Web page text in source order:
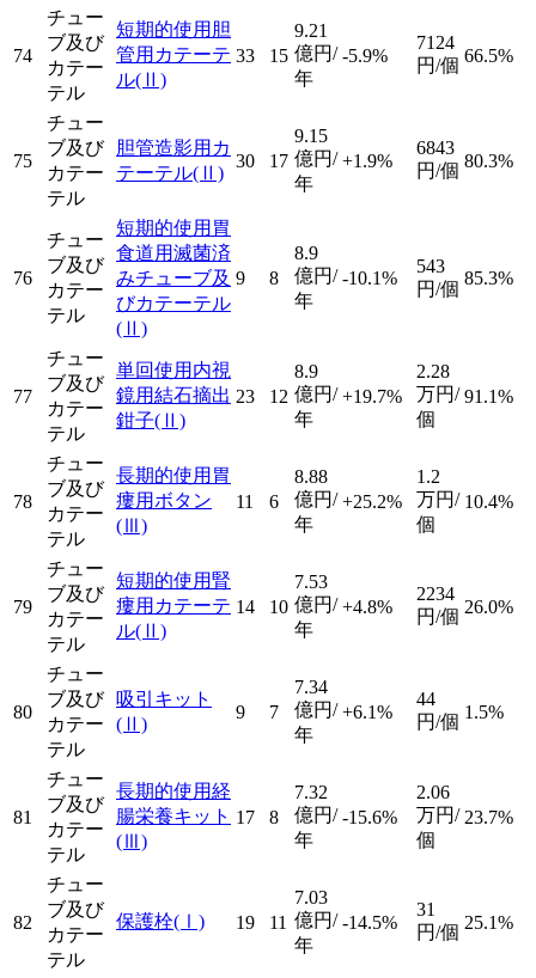
74
チュー
ブ及び
カテー
テル
短期的使用胆
管用カテーテ
ル(Ⅱ)
33 15
9.21
億円/
年
-5.9%
7124
円/個 66.5%
75
チュー
ブ及び
カテー
テル
胆管造影用カ
テーテル(Ⅱ)
30 17
9.15
億円/
年
+1.9%
6843
円/個 80.3%
76
チュー
ブ及び
カテー
テル
短期的使用胃
食道用滅菌済
みチューブ及
びカテーテル
(Ⅱ)
9 8
8.9
億円/
年
-10.1%
543
円/個
85.3%
77
チュー
ブ及び
カテー
テル
単回使用内視
鏡用結石摘出
鉗子(Ⅱ)
23 12
8.9
億円/
年
+19.7%
2.28
万円/
個
91.1%
78
チュー
ブ及び
カテー
テル
長期的使用胃
瘻用ボタン
(Ⅲ)
11 6
8.88
億円/
年
+25.2%
1.2
万円/
個
10.4%
79
チュー
ブ及び
カテー
テル
短期的使用腎
瘻用カテーテ
ル(Ⅱ)
14 10
7.53
億円/
年
+4.8%
2234
円/個 26.0%
80
チュー
ブ及び
カテー
テル
吸引キット
(Ⅱ)
9 7
7.34
億円/
年
+6.1%
44
円/個 1.5%
81
チュー
ブ及び
カテー
テル
長期的使用経
腸栄養キット
(Ⅲ)
17 8
7.32
億円/
年
-15.6%
2.06
万円/
個
23.7%
82
チュー
ブ及び
カテー
テル
保護栓(Ⅰ) 19 11
7.03
億円/
年
-14.5%
31
円/個 25.1%